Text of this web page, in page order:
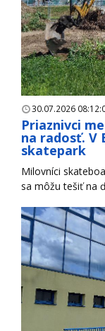
30.07.2026
Priaznivci
na radosť. V
skatepark
Milovníci
sa môžu tešiť na